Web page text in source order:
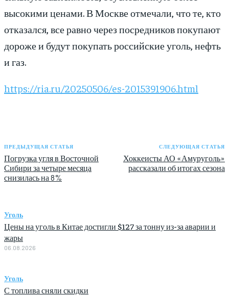
высокими ценами. В Москве отмечали, что те, кто
отказался, все равно через посредников покупают
дороже и будут покупать российские уголь, нефть
и газ.
https://ria.ru/20250506/es-2015391906.html
ПРЕДЫДУЩАЯ СТАТЬЯ
Погрузка угля в Восточной
Сибири за четыре месяца
снизилась на 8%
СЛЕДУЮЩАЯ СТАТЬЯ
Хоккеисты АО «Амуруголь»
рассказали об итогах сезона
Уголь
Цены на уголь в Китае достигли $127 за тонну из-за аварии и
жары
06.08.2026
Уголь
С топлива сняли скидки